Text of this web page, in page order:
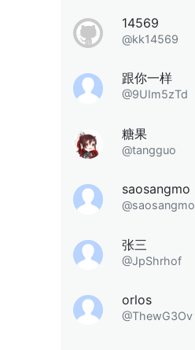
14569
@kk14569
跟你一样
@9UIm5zTd
糖果
@tangguo
saosangmo
@saosangmo
张三
@JpShrhof
orlos
@ThewG3Ov